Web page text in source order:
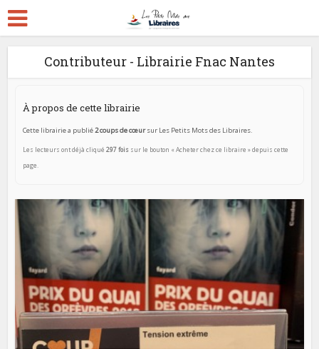
Contributeur - Librairie Fnac Nantes
À propos de cette librairie
Cette librairie a publié2 coups de cœursur Les Petits Mots des Libraires.
Les lecteurs ont déjà cliqué297 fois sur le bouton « Acheter chez ce libraire » depuis cette
page.